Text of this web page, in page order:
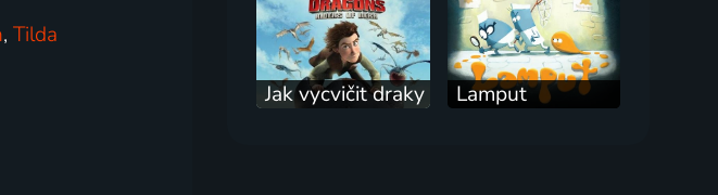
,Tilda
Jak vycvičit draky Lamput